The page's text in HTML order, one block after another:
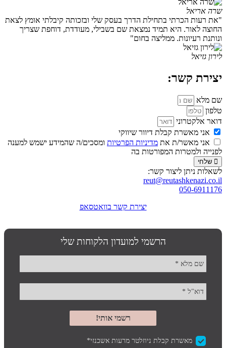
שרה אריאל
"את רעות הכרתי בתחילת הדרך בעסק שלי ובזכותה קיבלתי אומץ לצאת
החוצה לאור. היא תמיד נמצאת שם בשבילי, מעודדת, דוחפת שצריך
ונותנת רעיונות. ממליצה בחום"
לירון גזיאל
יצירת קשר:
שם מלא
טלפון
דואר אלקטרוני
אני מאשרת קבלת דיוור שיווקי
אני מאשר/ת את מדיניות הפרטיות ומסכים/ה שהמידע ישמש למענה
לפנייה ולמטרות המפורטות בה
שלחי
לשאלות ניתן ליצור קשר:
reut@reutashkenazi.co.il
050-6911176
יצירת קשר בוואטסאפ